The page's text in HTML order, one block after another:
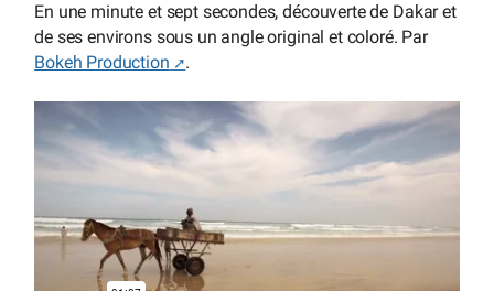
En une minute et sept secondes, découverte de Dakar et
de ses environs sous un angle original et coloré. Par
Bokeh Production
.